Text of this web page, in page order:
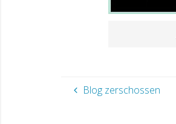
Blog zerschossen